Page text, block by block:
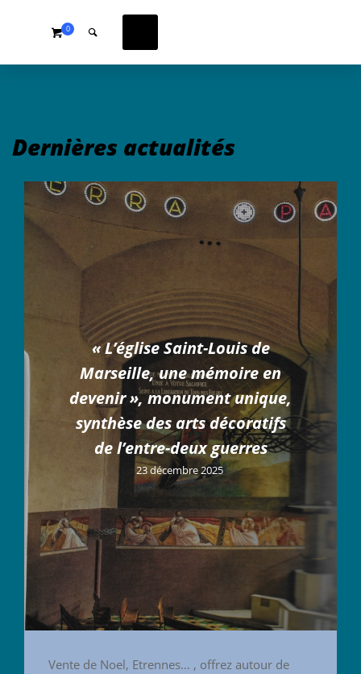
0
Dernières actualités
« L’église Saint-Louis de
Marseille, une mémoire en
devenir », monument unique,
synthèse des arts décoratifs
de l’entre-deux guerres
23 décembre 2025
Vente de Noel, Etrennes… , offrez autour de